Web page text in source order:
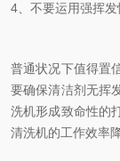
4、不要运用强挥发
普通状况下值得置
要确保清洁剂无挥
洗机形成致命性的
清洗机的工作效率